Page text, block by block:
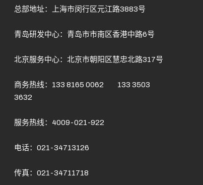
总部地址：上海市闵行区元江路3883号
青岛研发中心：青岛市市南区香港中路6号
北京服务中心：北京市朝阳区慧忠北路317号
商务热线：133 8165 0062 133 3503
3632
服务热线：4009-021-922
电话：021-34713126
传真：021-34711718